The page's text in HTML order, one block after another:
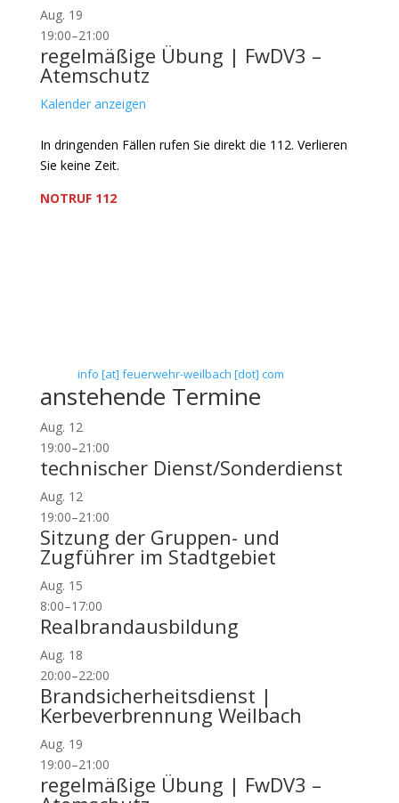
Aug. 19
19:00–21:00
regelmäßige Übung | FwDV3 –
Atemschutz
Kalender anzeigen
In dringenden Fällen rufen Sie direkt die 112. Verlieren
Sie keine Zeit.
NOTRUF 112
info [at] feuerwehr-weilbach [dot] com
anstehende Termine
Aug. 12
19:00–21:00
technischer Dienst/Sonderdienst
Aug. 12
19:00–21:00
Sitzung der Gruppen- und
Zugführer im Stadtgebiet
Aug. 15
8:00–17:00
Realbrandausbildung
Aug. 18
20:00–22:00
Brandsicherheitsdienst |
Kerbeverbrennung Weilbach
Aug. 19
19:00–21:00
regelmäßige Übung | FwDV3 –